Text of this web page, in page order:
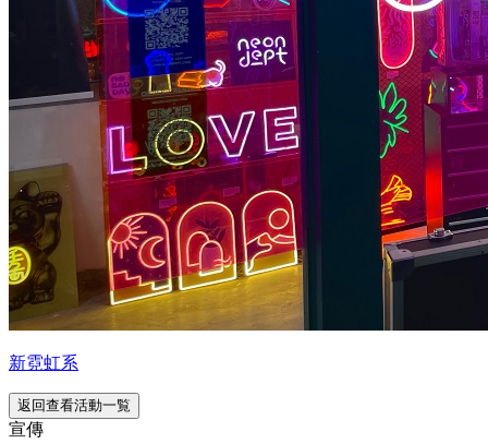
新霓虹系
返回查看活動一覧
宣傳